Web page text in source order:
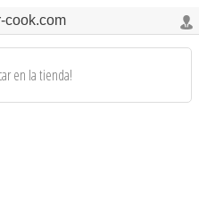
cook.com